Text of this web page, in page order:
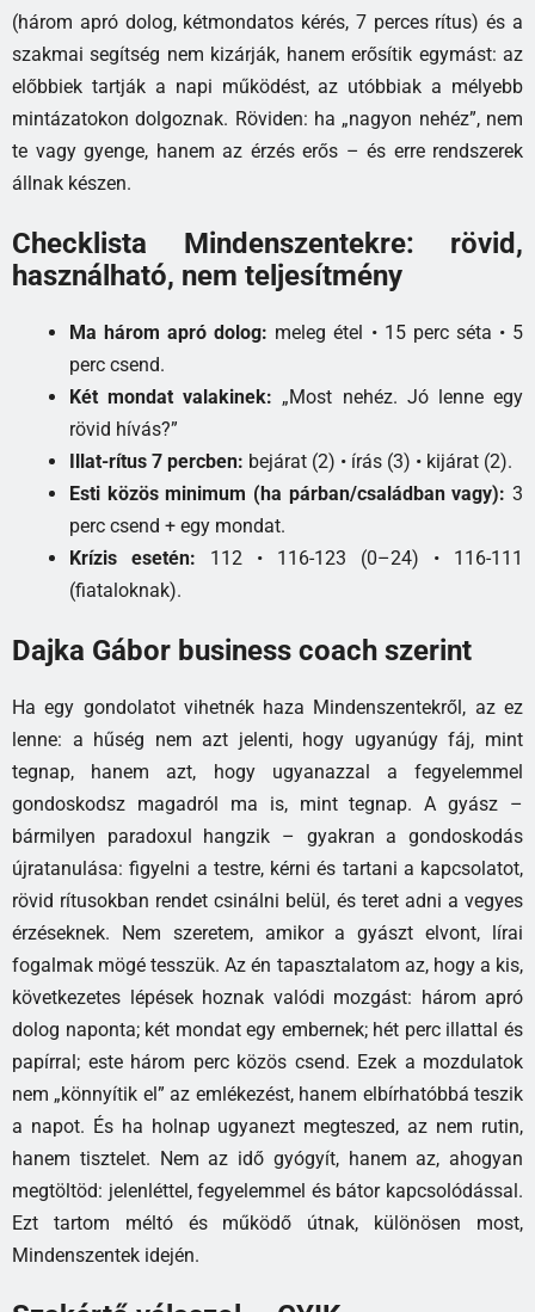
(három apró dolog, kétmondatos kérés, 7 perces rítus) és a
szakmai segítség nem kizárják, hanem erősítik egymást: az
előbbiek tartják a napi működést, az utóbbiak a mélyebb
mintázatokon dolgoznak. Röviden: ha „nagyon nehéz”, nem
te vagy gyenge, hanem az érzés erős – és erre rendszerek
állnak készen.
Checklista Mindenszentekre: rövid,
használható, nem teljesítmény
Ma három apró dolog: meleg étel • 15 perc séta • 5
perc csend.
Két mondat valakinek: „Most nehéz. Jó lenne egy
rövid hívás?”
Illat-rítus 7 percben: bejárat (2) • írás (3) • kijárat (2).
Esti közös minimum (ha párban/családban vagy): 3
perc csend + egy mondat.
Krízis esetén: 112 • 116-123 (0–24) • 116-111
(fiataloknak).
Dajka Gábor business coach szerint
Ha egy gondolatot vihetnék haza Mindenszentekről, az ez
lenne: a hűség nem azt jelenti, hogy ugyanúgy fáj, mint
tegnap, hanem azt, hogy ugyanazzal a fegyelemmel
gondoskodsz magadról ma is, mint tegnap. A gyász –
bármilyen paradoxul hangzik – gyakran a gondoskodás
újratanulása: figyelni a testre, kérni és tartani a kapcsolatot,
rövid rítusokban rendet csinálni belül, és teret adni a vegyes
érzéseknek. Nem szeretem, amikor a gyászt elvont, lírai
fogalmak mögé tesszük. Az én tapasztalatom az, hogy a kis,
következetes lépések hoznak valódi mozgást: három apró
dolog naponta; két mondat egy embernek; hét perc illattal és
papírral; este három perc közös csend. Ezek a mozdulatok
nem „könnyítik el” az emlékezést, hanem elbírhatóbbá teszik
a napot. És ha holnap ugyanezt megteszed, az nem rutin,
hanem tisztelet. Nem az idő gyógyít, hanem az, ahogyan
megtöltöd: jelenléttel, fegyelemmel és bátor kapcsolódással.
Ezt tartom méltó és működő útnak, különösen most,
Mindenszentek idején.